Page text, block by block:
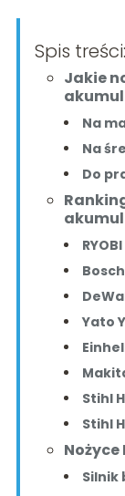
Spis treści:
Jakie
Na
Na
Do
Yato
Stihl
Stihl
Nożyce
Silnik